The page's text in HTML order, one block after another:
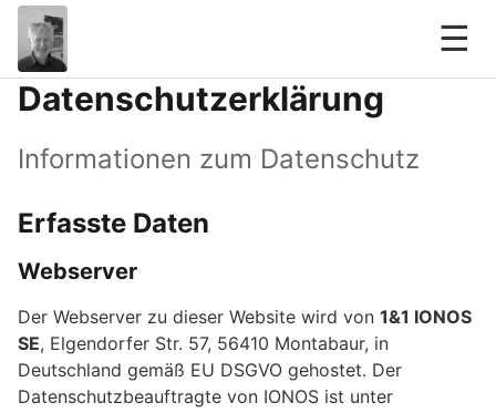
☰
Datenschutzerklärung
Informationen zum Datenschutz
Erfasste Daten
Webserver
Der Webserver zu dieser Website wird von 1&1 IONOS
SE, Elgendorfer Str. 57, 56410 Montabaur, in
Deutschland gemäß EU DSGVO gehostet. Der
Datenschutzbeauftragte von IONOS ist unter